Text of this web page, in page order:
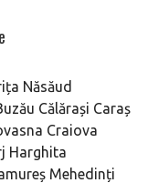
Năsăud
Călărași Caraș
Craiova
Harghita
Mehedinți